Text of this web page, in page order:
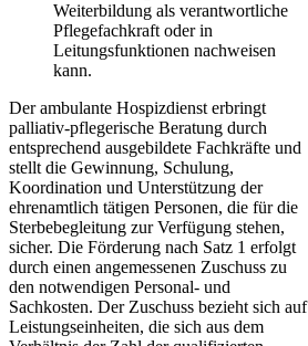
Weiterbildung als verantwortliche
Pflegefachkraft oder in
Leitungsfunktionen nachweisen
kann.
Der ambulante Hospizdienst erbringt
palliativ-pflegerische Beratung durch
entsprechend ausgebildete Fachkräfte und
stellt die Gewinnung, Schulung,
Koordination und Unterstützung der
ehrenamtlich tätigen Personen, die für die
Sterbebegleitung zur Verfügung stehen,
sicher. Die Förderung nach Satz 1 erfolgt
durch einen angemessenen Zuschuss zu
den notwendigen Personal- und
Sachkosten. Der Zuschuss bezieht sich auf
Leistungseinheiten, die sich aus dem